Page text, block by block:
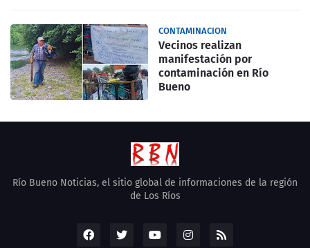
CONTAMINACION
Vecinos realizan
manifestación por
contaminación en Río
Bueno
Río Bueno Noticias, el sitio global de informaciones de la región
de Los Ríos